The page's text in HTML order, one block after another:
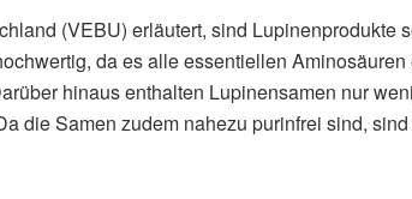
(VEBU) erläutert, sind Lupinenprodukte
da es alle essentiellen Aminosäuren
hinaus enthalten Lupinensamen nur
die Samen zudem nahezu purinfrei sind,